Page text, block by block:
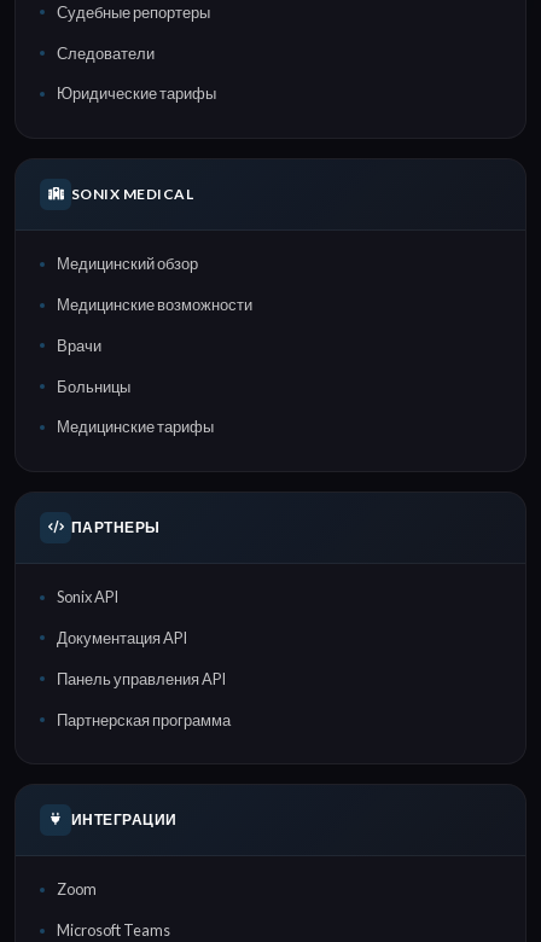
Судебные репортеры
Следователи
Юридические тарифы
SONIX MEDICAL
Медицинский обзор
Медицинские возможности
Врачи
Больницы
Медицинские тарифы
ПАРТНЕРЫ
Sonix API
Документация API
Панель управления API
Партнерская программа
ИНТЕГРАЦИИ
Zoom
Microsoft Teams